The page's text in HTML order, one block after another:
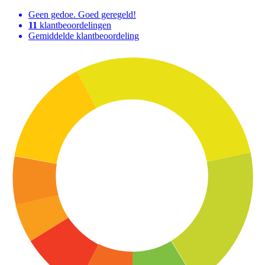
Geen gedoe. Goed geregeld!
11 klantbeoordelingen
Gemiddelde klantbeoordeling